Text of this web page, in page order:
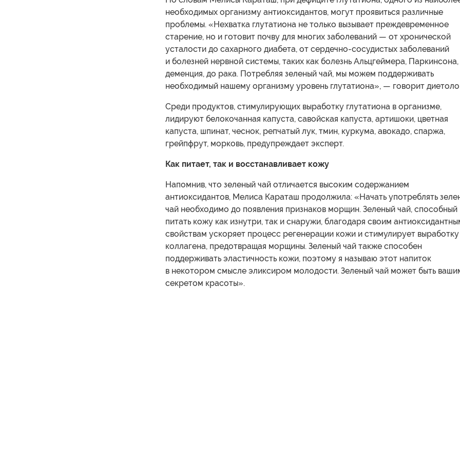
необходимых организму антиоксидантов, могут проявиться различные
проблемы. «Нехватка глутатиона не только вызывает преждевременное
старение, но и готовит почву для многих заболеваний — от хронической
усталости до сахарного диабета, от сердечно-сосудистых заболеваний
и болезней нервной системы, таких как болезнь Альцгеймера, Паркинсона,
деменция, до рака. Потребляя зеленый чай, мы можем поддерживать
необходимый нашему организму уровень глутатиона», — говорит
Среди продуктов, стимулирующих выработку глутатиона в организме,
лидируют белокочанная капуста, савойская капуста, артишоки, цветная
капуста, шпинат, чеснок, репчатый лук, тмин, куркума, авокадо, спаржа,
грейпфрут, морковь, предупреждает эксперт.
Как питает, так и восстанавливает кожу
Напомнив, что зеленый чай отличается высоким содержанием
антиоксидантов, Мелиса Караташ продолжила: «Начать употреблять
чай необходимо до появления признаков морщин. Зеленый чай, способный
питать кожу как изнутри, так и снаружи, благодаря своим
свойствам ускоряет процесс регенерации кожи и стимулирует выработку
коллагена, предотвращая морщины. Зеленый чай также способен
поддерживать эластичность кожи, поэтому я называю этот напиток
в некотором смысле эликсиром молодости. Зеленый чай может быть
секретом красоты».